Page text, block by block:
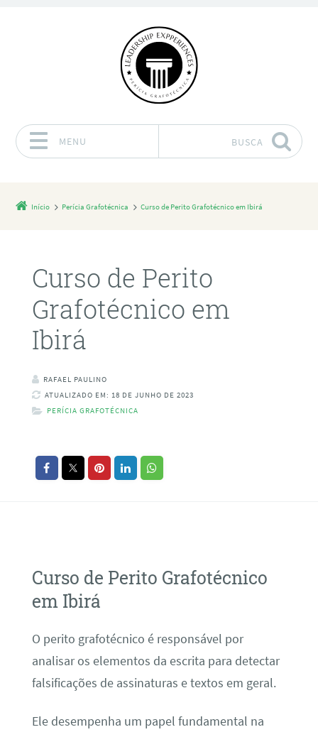
MENU BUSCA
Início Perícia Grafotécnica Curso de Perito Grafotécnico em Ibirá
Curso de Perito
Grafotécnico em
Ibirá
RAFAEL PAULINO
ATUALIZADO EM: 18 DE JUNHO DE 2023
PERÍCIA GRAFOTÉCNICA
Curso de Perito Grafotécnico
em Ibirá
O perito grafotécnico é responsável por
analisar os elementos da escrita para detectar
falsificações de assinaturas e textos em geral.
Ele desempenha um papel fundamental na